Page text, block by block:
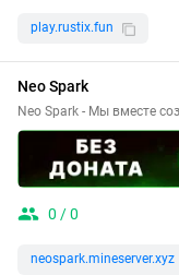
play.rustix.fun
Neo Spark
Neo Spark - Мы вместе
0 / 0
neospark.mineserver.xyz